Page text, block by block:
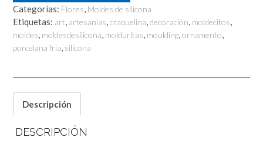
Categorías: Flores, Moldes de silicona
Etiquetas: art, artesanías,craquelina,decoración, moldecitos,
moldes, moldesdesilicona, molduritas, moulding,ornamento,
porcelana fria, silicona
Descripción
DESCRIPCIÓN